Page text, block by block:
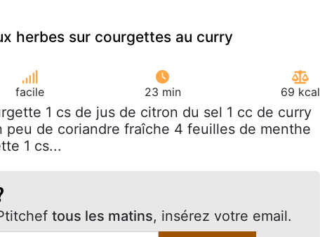
herbes sur courgettes au curry
facile 23 min 69 kcal
1 cs de jus de citron du sel 1 cc de curry
peu de coriandre fraîche 4 feuilles de menthe
1 cs...
tous les matins, insérez votre email.